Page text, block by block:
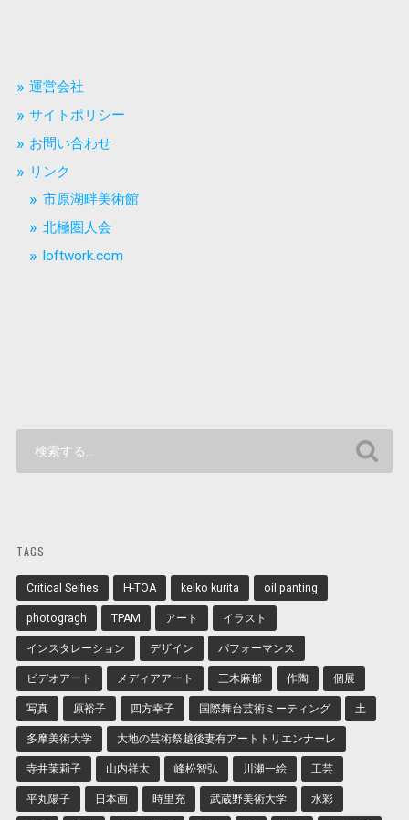
運営会社
サイトポリシー
お問い合わせ
リンク
市原湖畔美術館
北極圏人会
loftwork.com
TAGS
Critical Selfies H-TOA keiko kurita oil panting
photogragh TPAM アート イラスト
インスタレーション デザイン パフォーマンス
ビデオアート メディアアート 三木麻郁 作陶 個展
写真 原裕子 四方幸子 国際舞台芸術ミーティング 土
多摩美術大学 大地の芸術祭越後妻有アートトリエンナーレ
寺井茉莉子 山内祥太 峰松智弘 川瀬一絵 工芸
平丸陽子 日本画 時里充 武蔵野美術大学 水彩